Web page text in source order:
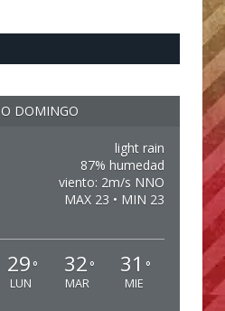
DOMINGO
light rain
87% humedad
viento: 2m/s NNO
MAX 23 • MIN 23
29 °
LUN
32 °
MAR
31 °
MIE